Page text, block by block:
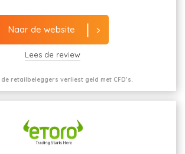
Naar de website
Lees de review
de retailbeleggers verliest geld met CFD’s.